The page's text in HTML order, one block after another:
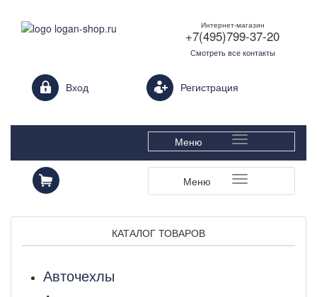
Интернет-магазин
+7(495)799-37-20
Смотреть все контакты
Вход Login form Регистрация
Меню
Меню
КАТАЛОГ ТОВАРОВ
Авточехлы